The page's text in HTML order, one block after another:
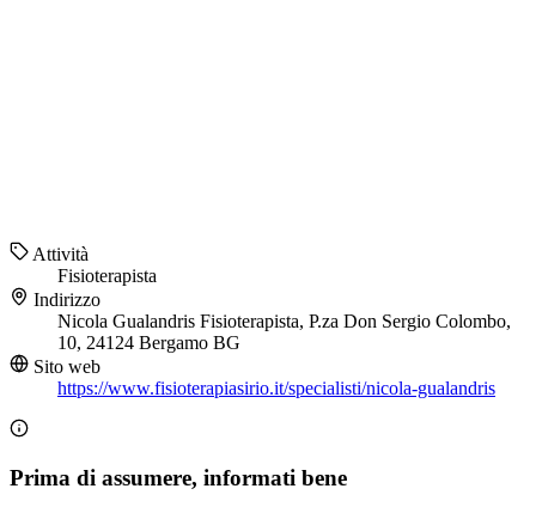
Attività
Fisioterapista
Indirizzo
Nicola Gualandris Fisioterapista, P.za Don Sergio Colombo,
10, 24124 Bergamo BG
Sito web
https://www.fisioterapiasirio.it/specialisti/nicola-gualandris
Prima di assumere, informati bene